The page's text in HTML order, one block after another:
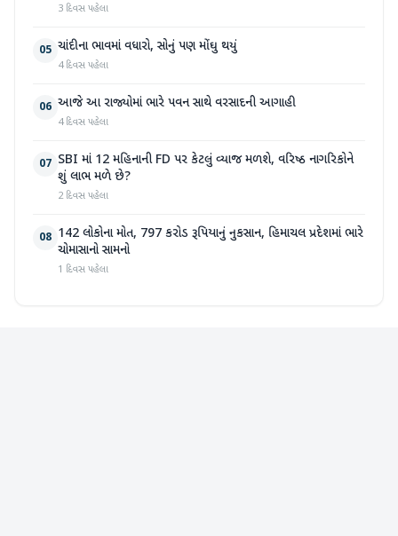
3 દિવસ પહેલા
05 ચાંદીના ભાવમાં વધારો, સોનું પણ મોંઘુ થયું
4 દિવસ પહેલા
06 આજે આ રાજ્યોમાં ભારે પવન સાથે વરસાદની આગાહી
4 દિવસ પહેલા
07 SBI માં 12 મહિનાની FD પર કેટલું વ્યાજ મળશે, વરિષ્ઠ નાગરિકોને
શું લાભ મળે છે?
2 દિવસ પહેલા
08 142 લોકોના મોત, 797 કરોડ રૂપિયાનું નુકસાન, હિમાચલ પ્રદેશમાં ભારે
ચોમાસાનો સામનો
1 દિવસ પહેલા